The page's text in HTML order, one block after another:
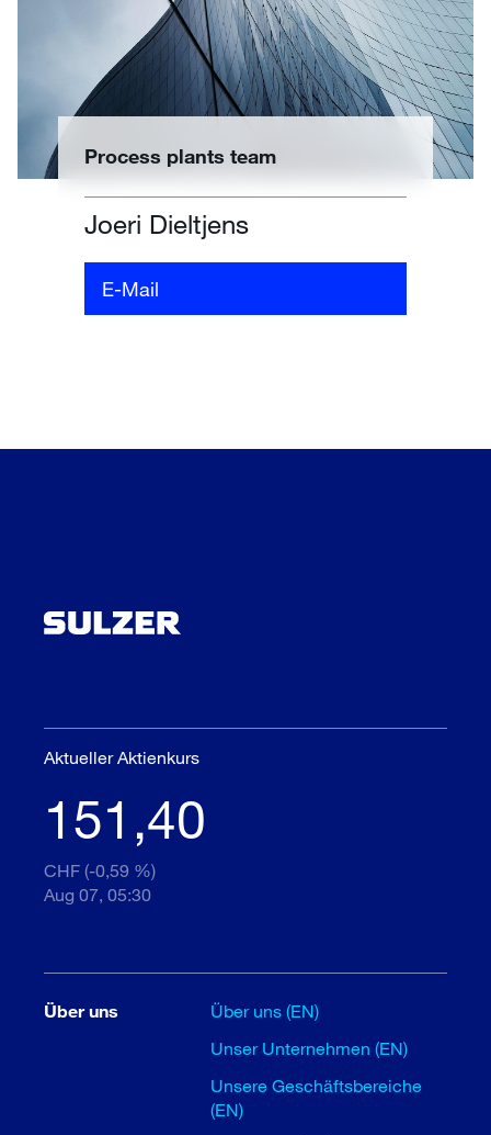
Process plants team
Joeri Dieltjens
E-Mail
Aktueller Aktienkurs
151,40
CHF (-0,59 %)
Aug 07, 05:30
Über uns
Über uns (EN)
Unser Unternehmen (EN)
Unsere Geschäftsbereiche
(EN)